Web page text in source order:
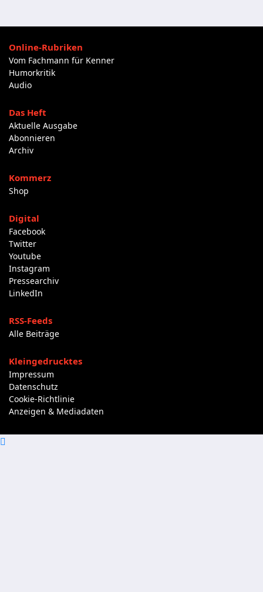
Online-Rubriken
Vom Fachmann für Kenner
Humorkritik
Audio
Das Heft
Aktuelle Ausgabe
Abonnieren
Archiv
Kommerz
Shop
Digital
Facebook
Twitter
Youtube
Instagram
Pressearchiv
LinkedIn
RSS-Feeds
Alle Beiträge
Kleingedrucktes
Impressum
Datenschutz
Cookie-Richtlinie
Anzeigen & Mediadaten